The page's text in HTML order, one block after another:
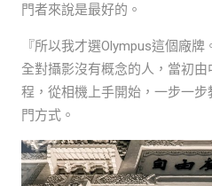
門者來說是最好的。
『所以我才選Olympus這個廠
全對攝影沒有概念的人，當初
程，從相機上手開始，一步一
門方式。